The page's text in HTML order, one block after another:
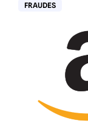
FRAUDES